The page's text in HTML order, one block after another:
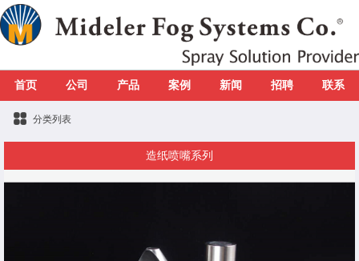
首页 公司 产品 案例 新闻 招聘 联系
分类列表
造纸喷嘴系列